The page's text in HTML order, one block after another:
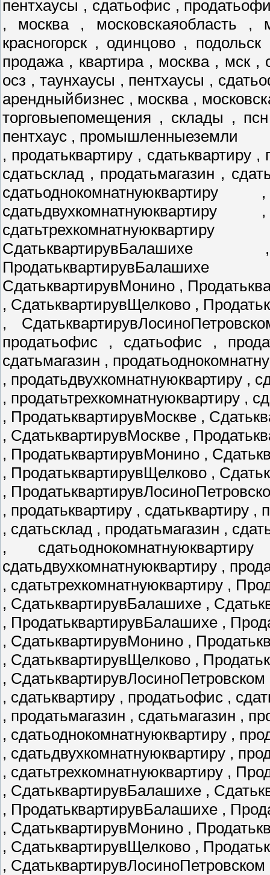
пентхаусы , сдатьофис ,
, москва , московскаяобласть
красногорск , одинцово ,
продажа , квартира , москва , мск
осз , таунхаусы , пентхаусы ,
арендныйбизнес , москва ,
торговыепомещения , склады ,
пентхаус , промышленныеземли
, продатьквартиру , сдатьквартиру
сдатьсклад , продатьмагазин ,
СдатьквартирувМонино ,
, СдатьквартирувЩелково ,
,
продатьофис , сдатьофис ,
сдатьмагазин ,
, продатьдвухкомнатнуюквартиру ,
, продатьтрехкомнатнуюквартиру ,
, ПродатьквартирувМоскве ,
, СдатьквартирувМоскве ,
, ПродатьквартирувМонино ,
, ПродатьквартирувЩелково ,
,
, продатьквартиру , сдатьквартиру
, сдатьсклад , продатьмагазин ,
,
сдатьдвухкомнатнуюквартиру ,
, сдатьтрехкомнатнуюквартиру ,
, СдатьквартирувБалашихе ,
, ПродатьквартирувБалашихе ,
, СдатьквартирувМонино ,
, СдатьквартирувЩелково ,
, СдатьквартирувЛосиноПетровском
, сдатьквартиру , продатьофис ,
, продатьмагазин , сдатьмагазин ,
, сдатьоднокомнатнуюквартиру ,
, сдатьдвухкомнатнуюквартиру ,
, сдатьтрехкомнатнуюквартиру ,
, СдатьквартирувБалашихе ,
, ПродатьквартирувБалашихе ,
, СдатьквартирувМонино ,
, СдатьквартирувЩелково ,
, СдатьквартирувЛосиноПетровском